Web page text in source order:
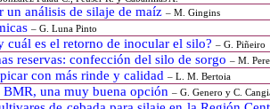
un análisis de silaje de maíz – M. Gingins
– G. Luna Pinto
cuál es el retorno de inocular el silo? – G. Piñeiro
reservas: confección del silo de sorgo – M.
con más rinde y calidad – L. M. Bertoia
BMR, una muy buena opción – G. Genero y C.